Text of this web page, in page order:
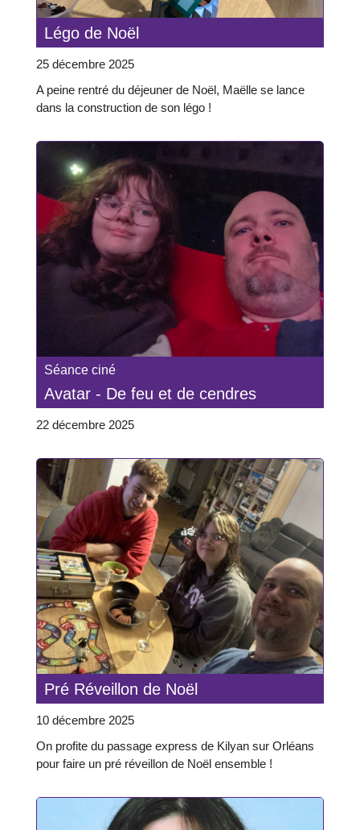
Légo de Noël
25 décembre 2025
A peine rentré du déjeuner de Noël, Maëlle se lance
dans la construction de son légo !
Séance ciné
Avatar - De feu et de cendres
22 décembre 2025
Pré Réveillon de Noël
10 décembre 2025
On profite du passage express de Kilyan sur Orléans
pour faire un pré réveillon de Noël ensemble !